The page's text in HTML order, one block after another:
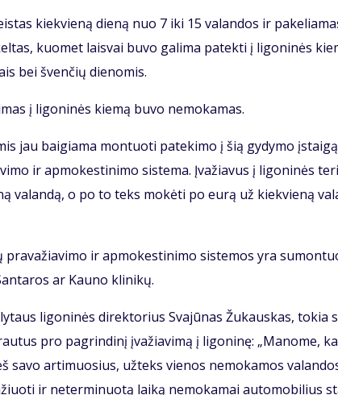
kiek­vie­ną die­ną nuo 7 iki 15 va­lan­dos ir
kuo­met lais­vai bu­vo ga­li­ma pa­tek­ti į li­go­ni­nės
bei šven­čių die­no­mis.
į li­go­ni­nės kie­mą bu­vo ne­mo­ka­mas.
jau bai­gia­ma mon­tuo­ti pa­te­ki­mo į šią gy­dy­mo
ir ap­mo­kes­ti­ni­mo sis­te­ma. Įva­žia­vus į li­go­ni­nės
va­lan­dą, o po to teks mo­kė­ti po eu­rą už kiek­vie­ną
pra­va­žia­vi­mo ir ap­mo­kes­ti­ni­mo sis­te­mos yra
ar Kau­no kli­ni­kų.
li­go­ni­nės di­rek­to­rius Sva­jū­nas Žu­kaus­kas,
pro pa­grin­di­nį įva­žia­vi­mą į li­go­ni­nę: „Ma­no­me,
sa­vo ar­ti­muo­sius, už­teks vie­nos ne­mo­ka­mos
ir ne­ter­mi­nuo­tą lai­ką ne­mo­ka­mai au­to­mo­bi­lius